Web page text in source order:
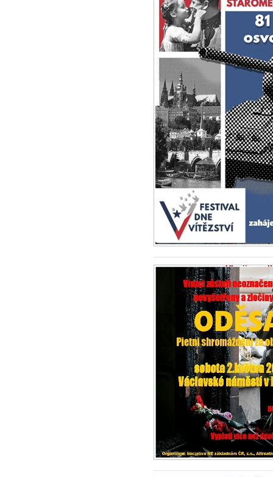
připomenutí...
Ukrajina
zločiny
29.4.2026 -
Evropský
s vojáky a byli...